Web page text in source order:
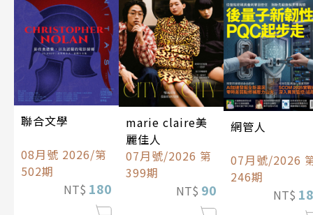
聯合文學
08月號 2026/第
502期
NT$ 180
marie claire美
麗佳人
07月號/2026 第
399期
NT$ 90
網管人
07月號/2026
246期
NT$